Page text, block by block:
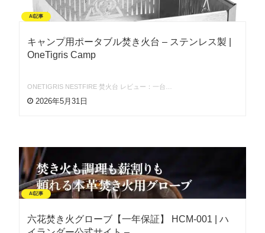
AI記事
キャンプ用ポータブル焚き火台 – ステンレス製 |
OneTigris Camp
ONETIGRIS NESTFIRE 焚火台 レビュー：一台…
2026年5月31日
AI記事
六花焚き火グローブ【一年保証】 HCM-001 | ハ